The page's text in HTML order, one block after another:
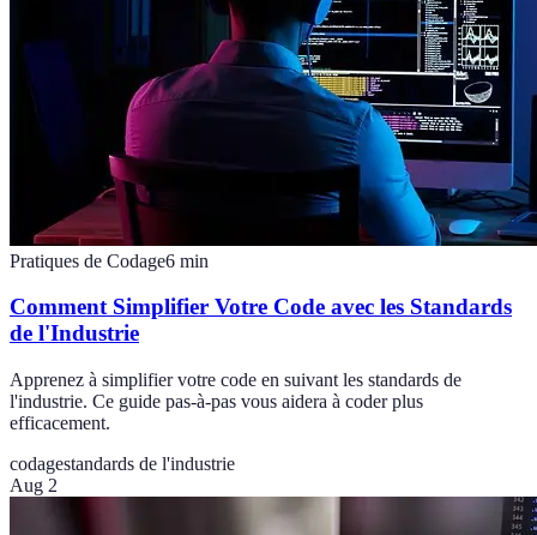
Pratiques de Codage6 min
Comment Simplifier Votre Code avec les Standards
de l'Industrie
Apprenez à simplifier votre code en suivant les standards de
l'industrie. Ce guide pas-à-pas vous aidera à coder plus
efficacement.
codagestandards de l'industrie
Aug 2